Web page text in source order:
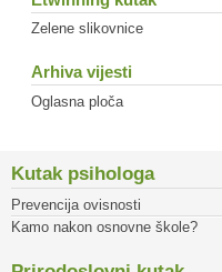
Zelene slikovnice
Arhiva vijesti
Oglasna ploča
Kutak psihologa
Prevencija ovisnosti
Kamo nakon osnovne škole?